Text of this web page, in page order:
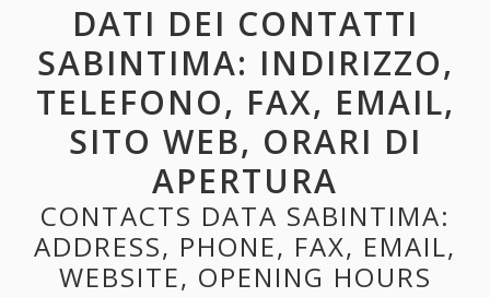
DATI DEI CONTATTI
SABINTIMA: INDIRIZZO,
TELEFONO, FAX, EMAIL,
SITO WEB, ORARI DI
APERTURA
CONTACTS DATA SABINTIMA:
ADDRESS, PHONE, FAX, EMAIL,
WEBSITE, OPENING HOURS